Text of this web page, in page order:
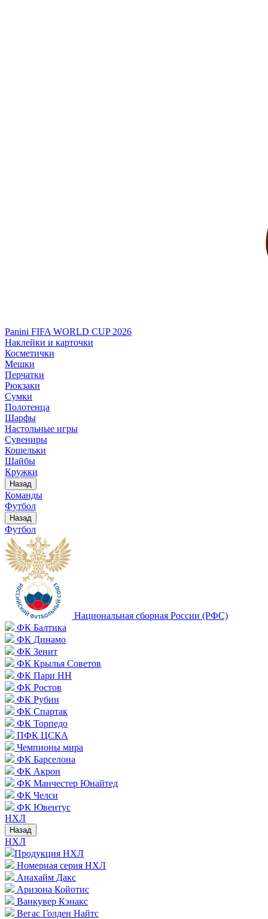
Panini FIFA WORLD CUP 2026
Наклейки и карточки
Косметички
Мешки
Перчатки
Рюкзаки
Сумки
Полотенца
Шарфы
Настольные игры
Сувениры
Кошельки
Шайбы
Кружки
Назад
Команды
Футбол
Назад
Футбол
Национальная сборная России (РФС)
ФК Балтика
ФК Динамо
ФК Зенит
ФК Крылья Советов
ФК Пари НН
ФК Ростов
ФК Рубин
ФК Спартак
ФК Торпедо
ПФК ЦСКА
Чемпионы мира
ФК Барселона
ФК Акрон
ФК Манчестер Юнайтед
ФК Челси
ФК Ювентус
НХЛ
Назад
НХЛ
Продукция НХЛ
Номерная серия НХЛ
Анахайм Дакс
Аризона Койотис
Ванкувер Кэнакс
Вегас Голден Найтс